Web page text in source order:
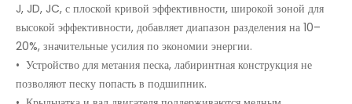
J, JD, JC, с плоской кривой эффективности, широкой зоной для
высокой эффективности, добавляет диапазон разделения на 10–
20%, значительные усилия по экономии энергии.
• Устройство для метания песка, лабиринтная конструкция не
позволяют песку попасть в подшипник.